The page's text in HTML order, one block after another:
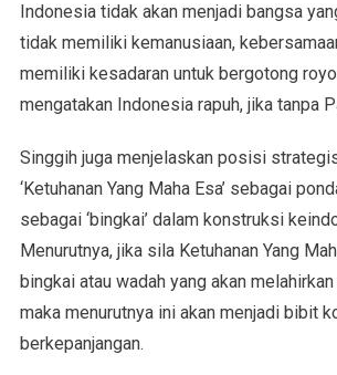
Indonesia tidak akan menjadi bangsa
tidak memiliki kemanusiaan,
memiliki kesadaran untuk bergotong
mengatakan Indonesia rapuh, jika tanpa
Singgih juga menjelaskan posisi
‘Ketuhanan Yang Maha Esa’ sebagai
sebagai ‘bingkai’ dalam konstruksi
Menurutnya, jika sila Ketuhanan Yang
bingkai atau wadah yang akan
maka menurutnya ini akan menjadi bibit
berkepanjangan.